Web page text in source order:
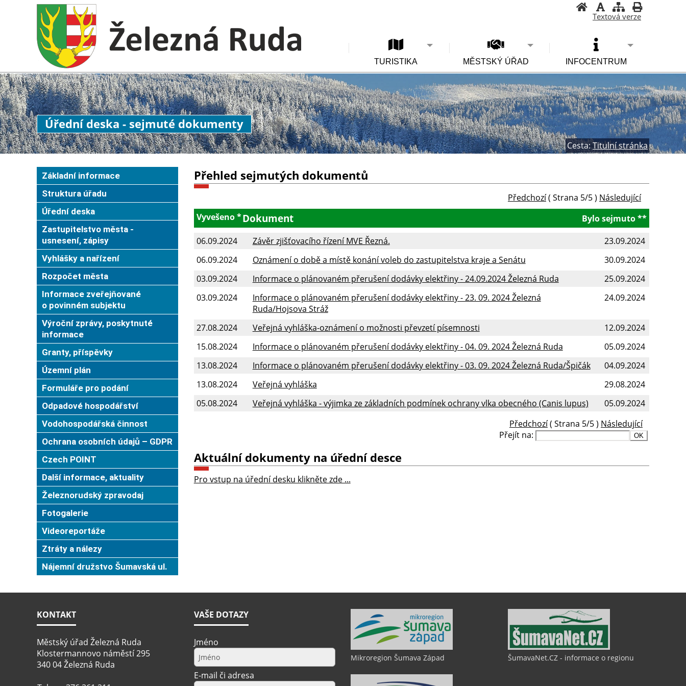
Textová verze
TURISTIKA MĚSTSKÝ ÚŘAD INFOCENTRUM
Úřední deska - sejmuté dokumenty
Cesta:Titulní stránka
Základní informace
Struktura úřadu
Úřední deska
Zastupitelstvo města -
usnesení, zápisy
Vyhlášky a nařízení
Rozpočet města
Informace zveřejňované
o povinném subjektu
Výroční zprávy, poskytnuté
informace
Granty, příspěvky
Územní plán
Formuláře pro podání
Odpadové hospodářství
Vodohospodářská činnost
Ochrana osobních údajů – GDPR
Czech POINT
Další informace, aktuality
Železnorudský zpravodaj
Fotogalerie
Videoreportáže
Ztráty a nálezy
Nájemní družstvo Šumavská ul.
Přehled sejmutých dokumentů
Předchozí( Strana 5/5 ) Následující
Vyvešeno *
Bylo sejmuto **
Dokument
06.09.2024 23.09.2024
Závěr zjišťovacího řízení MVE Řezná.
06.09.2024
30.09.2024
Oznámení o době a místě konání voleb do zastupitelstva kraje a Senátu
03.09.2024
25.09.2024
Informace o plánovaném přerušení dodávky elektřiny - 24.09.2024 Železná Ruda
03.09.2024
24.09.2024
Informace o plánovaném přerušení dodávky elektřiny - 23. 09. 2024 Železná
Ruda/Hojsova Stráž
27.08.2024
12.09.2024
Veřejná vyhláška-oznámení o možnosti převzetí písemnosti
15.08.2024
05.09.2024
Informace o plánovaném přerušení dodávky elektřiny - 04. 09. 2024 Železná Ruda
13.08.2024
04.09.2024
Informace o plánovaném přerušení dodávky elektřiny - 03. 09. 2024 Železná Ruda/Špičák
13.08.2024
29.08.2024
Veřejná vyhláška
05.08.2024
05.09.2024
Veřejná vyhláška - výjimka ze základních podmínek ochrany vlka obecného (Canis lupus)
Předchozí( Strana 5/5 ) Následující
Přejít na:
Aktuální dokumenty na úřední desce
Pro vstup na úřední desku klikněte zde ...
KONTAKT
Městský úřad Železná Ruda
Klostermannovo náměstí 295
340 04 Železná Ruda
VAŠE DOTAZY
Jméno
E-mail či adresa
Mikroregion Šumava Západ ŠumavaNet.CZ - informace o regionu